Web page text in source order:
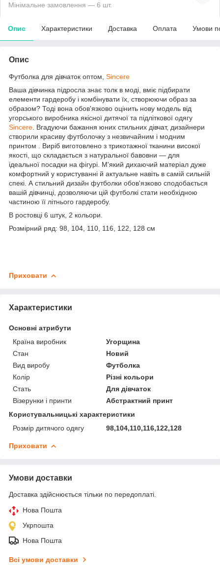
Мінімальне замовлення — 6 шт.
Опис Характеристики Доставка Оплата Умови
Опис
Футболка для дівчаток оптом, Sincere
Ваша дівчинка підросла знає толк в моді, вміє підбирати
елементи гардеробу і комбінувати їх, створюючи образ за
образом? Тоді вона обов'язково оцінить нову модель від
угорського виробника якісної дитячої та підліткової одягу
Sincere . Вгадуючи бажання юних стильних дівчат, дизайнери
створили красиву футболочку з незвичайним і модним
принтом . Виріб виготовлено з трикотажної тканини високої
якості, що складається з натуральної бавовни — для
ідеальної посадки на фігурі. М'який дихаючий матеріал дуже
комфортний у користуванні й актуальне навіть в самій сильній
спекі. А стильний дизайн футболки обов'язково сподобається
вашій дівчинці, дозволяючи цій футболкі стати необхідною
частиною її літнього гардеробу.
В ростовці 6 штук, 2 кольори.
Розмірний ряд: 98, 104, 110, 116, 122, 128 см
Приховати
Характеристики
Основні атрибути
Країна виробник
Угорщина
Стан
Новий
Вид виробу
Футболка
Колір
Різні кольори
Стать
Для дівчаток
Візерунки і принти
Абстрактний принт
Користувальницькі характеристики
Розмір дитячого одягу
98,104,110,116,122,128
Приховати
Умови доставки
Доставка здійснюється тільки по передоплаті.
Нова Пошта
Укрпошта
Нова Пошта
Всі умови доставки